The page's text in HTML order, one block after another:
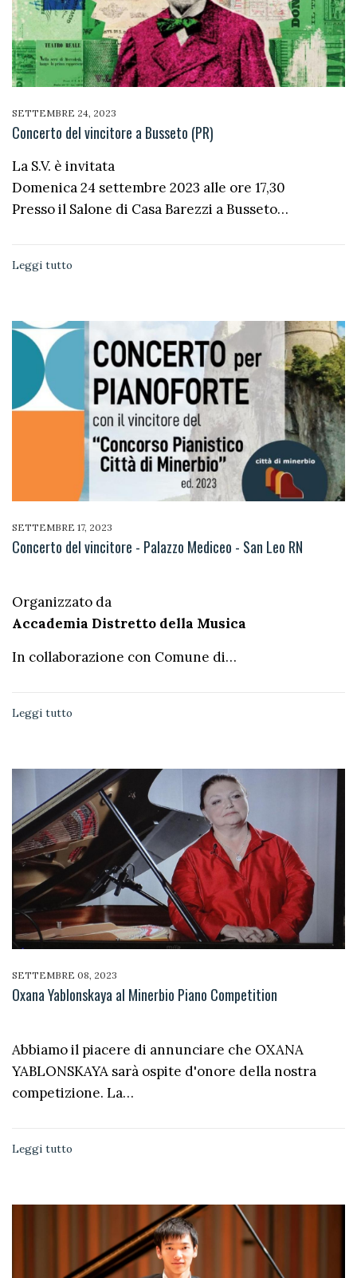
SETTEMBRE 24, 2023
Concerto del vincitore a Busseto (PR)
La S.V. è invitata
Domenica 24 settembre 2023 alle ore 17,30
Presso il Salone di Casa Barezzi a Busseto…
Leggi tutto
SETTEMBRE 17, 2023
Concerto del vincitore - Palazzo Mediceo - San Leo RN
Organizzato da
Accademia Distretto della Musica
In collaborazione con Comune di…
Leggi tutto
SETTEMBRE 08, 2023
Oxana Yablonskaya al Minerbio Piano Competition
Abbiamo il piacere di annunciare che OXANA
YABLONSKAYA sarà ospite d'onore della nostra
competizione. La…
Leggi tutto